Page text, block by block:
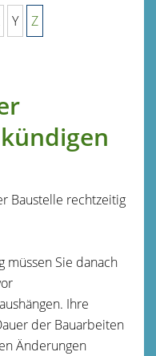
Y Z
Baustelle rechtzeitig
müssen Sie danach
Ihre
der Bauarbeiten
Änderungen